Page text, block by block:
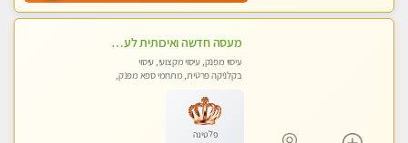
מעסה חדשה ואיכותית לעיסוי מרגיע ומפנק VIP-מומלץ לחלוטין! פרטי! ​​​​​​ Highly recommended
עיסוי מפנק, עיסוי מקצועי, עיסוי
בקלניקה פרטית, מתחמי ספא מפנק,
פלטינה